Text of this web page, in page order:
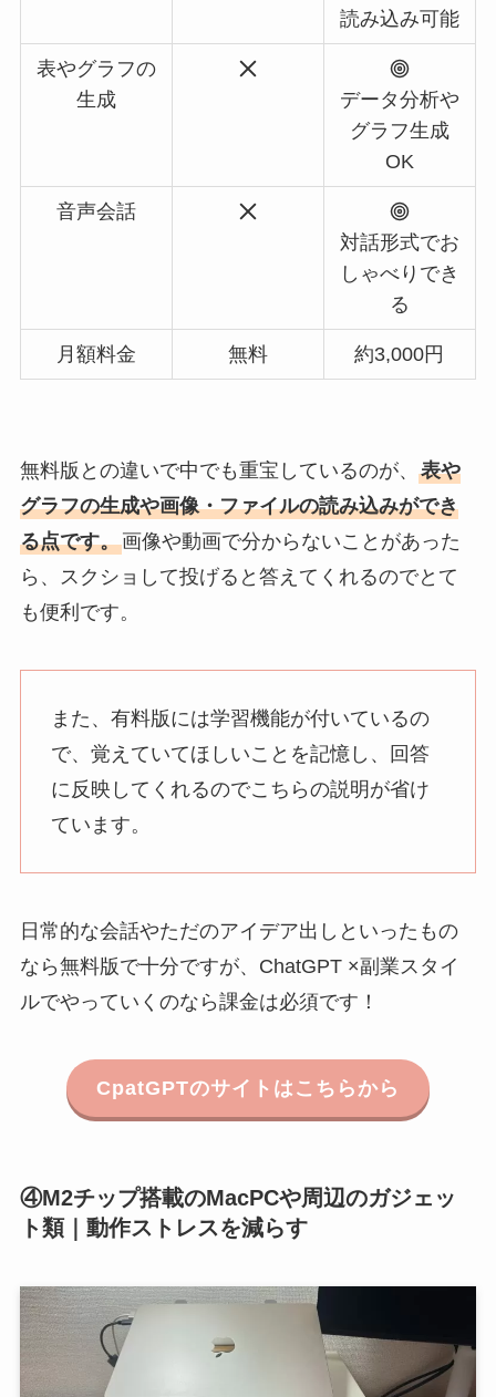
読み込み可能
表やグラフの
生成
データ分析や
グラフ生成
OK
音声会話
対話形式でお
しゃべりでき
る
月額料金 無料 約3,000円
無料版との違いで中でも重宝しているのが、 表や
グラフの生成や画像・ファイルの読み込みができ
る点です。画像や動画で分からないことがあった
ら、スクショして投げると答えてくれるのでとて
も便利です。
また、有料版には学習機能が付いているの
で、覚えていてほしいことを記憶し、回答
に反映してくれるのでこちらの説明が省け
ています。
日常的な会話やただのアイデア出しといったもの
なら無料版で十分ですが、ChatGPT ×副業スタイ
ルでやっていくのなら課金は必須です！
CpatGPTのサイトはこちらから
④M2チップ搭載のMacPCや周辺のガジェッ
ト類｜動作ストレスを減らす